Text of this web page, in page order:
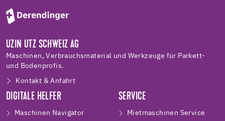
UZIN UTZ SCHWEIZ AG
Maschinen, Verbrauchsmaterial und Werkzeuge für Parkett-
und Bodenprofis.
Kontakt & Anfahrt
DIGITALE HELFER
Maschinen Navigator
SERVICE
Mietmaschinen Service